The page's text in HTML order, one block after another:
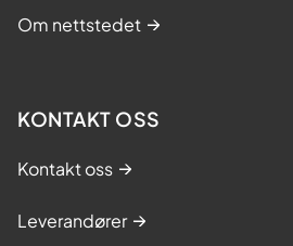
Om nettstedet
KONTAKT OSS
Kontakt oss
Leverandører